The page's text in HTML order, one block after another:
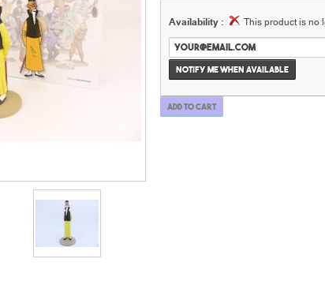
Availability : This product is no
Notify me when available
Add to cart